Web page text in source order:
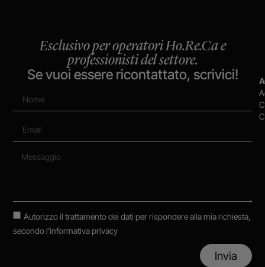
Esclusivo per operatori Ho.Re.Ca e
professionisti del settore.
Se vuoi essere ricontattato, scrivici!
Autorizzo il trattamento dei dati per rispondere alla mia richiesta,
secondol'informativa privacy
Invia